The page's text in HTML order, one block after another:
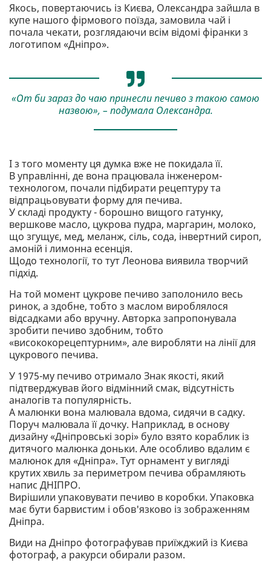
Якось, повертаючись із Києва, Олександра зайшла в
купе нашого фірмового поїзда, замовила чай і
почала чекати, розглядаючи всім відомі фіранки з
логотипом «Дніпро».
«От би зараз до чаю принесли печиво з такою самою
назвою», – подумала Олександра.
І з того моменту ця думка вже не покидала її.
В управлінні, де вона працювала інженером-
технологом, почали підбирати рецептуру та
відпрацьовувати форму для печива.
У складі продукту - борошно вищого гатунку,
вершкове масло, цукрова пудра, маргарин, молоко,
що згущує, мед, меланж, сіль, сода, інвертний сироп,
амоній і лимонна есенція.
Щодо технології, то тут Леонова виявила творчий
підхід.
На той момент цукрове печиво заполонило весь
ринок, а здобне, тобто з маслом вироблялося
відсадками або вручну. Авторка запропонувала
зробити печиво здобним, тобто
«висококорецептурним», але виробляти на лінії для
цукрового печива.
У 1975-му печиво отримало Знак якості, який
підтверджував його відмінний смак, відсутність
аналогів та популярність.
А малюнки вона малювала вдома, сидячи в садку.
Поруч малювала її дочку. Наприклад, в основу
дизайну «Дніпровські зорі» було взято кораблик із
дитячого малюнка доньки. Але особливо вдалим є
малюнок для «Дніпра». Тут орнамент у вигляді
крутих хвиль за периметром печива обрамляють
напис ДНІПРО.
Вирішили упаковувати печиво в коробки. Упаковка
має бути барвистим і обов'язково із зображенням
Дніпра.
Види на Дніпро фотографував приїжджий із Києва
фотограф, а ракурси обирали разом.